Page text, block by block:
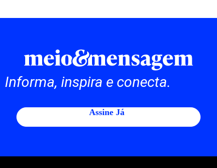
Informa, inspira e conecta.
Assine Já